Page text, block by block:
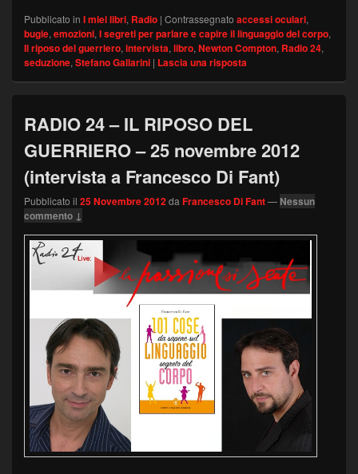
Pubblicato in I miei libri, Radio | Contrassegnato accessi oculari,
bugie, emozioni, I segreti per parlare e capire il linguaggio del corpo,
Il riposo del guerriero, intervista, libro, Newton Compton, Radio 24,
seduzione, Stefano Gallarini | Lascia una risposta
RADIO 24 – IL RIPOSO DEL
GUERRIERO – 25 novembre 2012
(intervista a Francesco Di Fant)
Pubblicato il 25 Novembre 2012da Francesco Di Fant— Nessun
commento ↓